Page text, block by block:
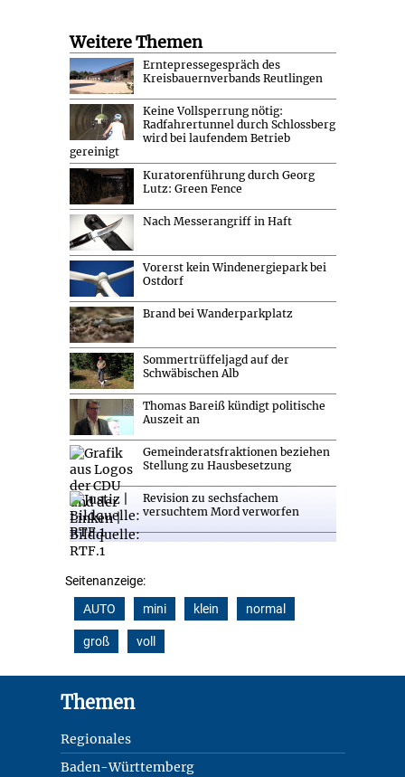
Weitere Themen
Erntepressegespräch des
Kreisbauernverbands Reutlingen
Keine Vollsperrung nötig:
Radfahrertunnel durch Schlossberg
wird bei laufendem Betrieb
gereinigt
Kuratorenführung durch Georg
Lutz: Green Fence
Nach Messerangriff in Haft
Vorerst kein Windenergiepark bei
Ostdorf
Brand bei Wanderparkplatz
Sommertrüffeljagd auf der
Schwäbischen Alb
Thomas Bareiß kündigt politische
Auszeit an
Gemeinderatsfraktionen beziehen
Stellung zu Hausbesetzung
Revision zu sechsfachem
versuchtem Mord verworfen
Seitenanzeige:
AUTO
mini klein normal
groß voll
Themen
Regionales
Baden-Württemberg